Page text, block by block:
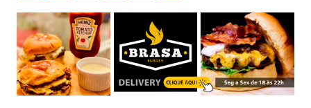
a
c
e
b
o
w
itt
er
m
ai
l
h
s
A
p
o
p
y
Li
n
o
p
ar
til